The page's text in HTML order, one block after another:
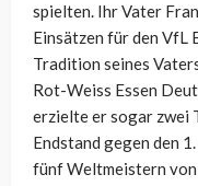
spielten. Ihr Vater
Einsätzen für den VfL
Tradition seines
Rot-Weiss Essen
erzielte er sogar zwei
Endstand gegen den
fünf Weltmeistern